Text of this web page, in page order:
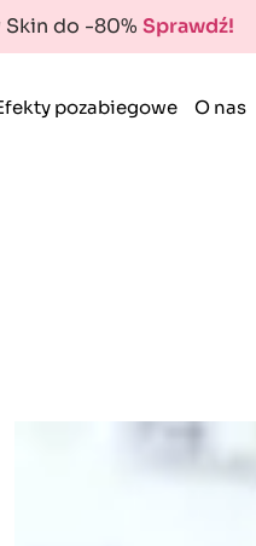
Skin do -80% Sprawdź!
pozabiegowe O nas